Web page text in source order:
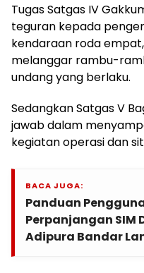
Tugas Satgas IV
teguran kepada
kendaraan roda
melanggar rambu-
undang yang berlaku.
Sedangkan Satgas V
jawab dalam
kegiatan operasi dan
BACA JUGA:
Panduan
Perpanjangan SIM
Adipura Bandar